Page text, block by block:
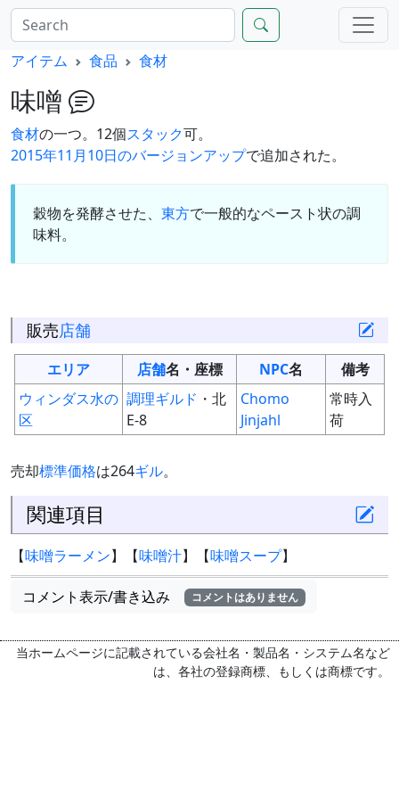
アイテム 食品 食材
味噌
食材の一つ。12個スタック可。
2015年11月10日のバージョンアップで追加された。
穀物を発酵させた、 東方で一般的なペースト状の調
味料。
販売店舗
エリア 店舗名・座標 NPC名
備考
ウィンダス水の
区
調理ギルド ・北
E-8
Chomo
Jinjahl
常時入
荷
売却標準価格は264ギル。
関連項目
【味噌ラーメン】【味噌汁】【味噌スープ】
コメント表示/書き込み コメントはありません
当ホームページに記載されている会社名・製品名・システム名など
は、各社の登録商標、もしくは商標です。